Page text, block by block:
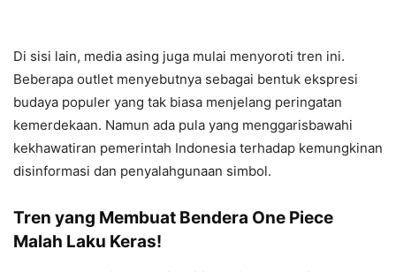
Di sisi lain, media asing juga mulai menyoroti tren ini.
Beberapa outlet menyebutnya sebagai bentuk ekspresi
budaya populer yang tak biasa menjelang peringatan
kemerdekaan. Namun ada pula yang menggarisbawahi
kekhawatiran pemerintah Indonesia terhadap kemungkinan
disinformasi dan penyalahgunaan simbol.
Tren yang Membuat Bendera One Piece
Malah Laku Keras!